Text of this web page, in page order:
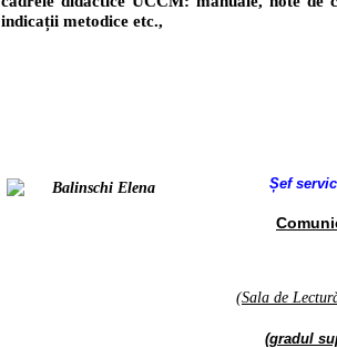
indicații metodice etc.,
Șef
(Sala de
(gradul